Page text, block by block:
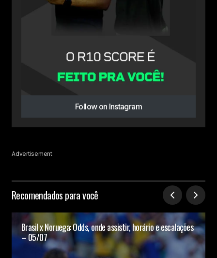
Follow on Instagram
Advertisement
Recomendados para você
Brasil x Noruega: Odds, onde assistir, horário e escalações
– 05/07